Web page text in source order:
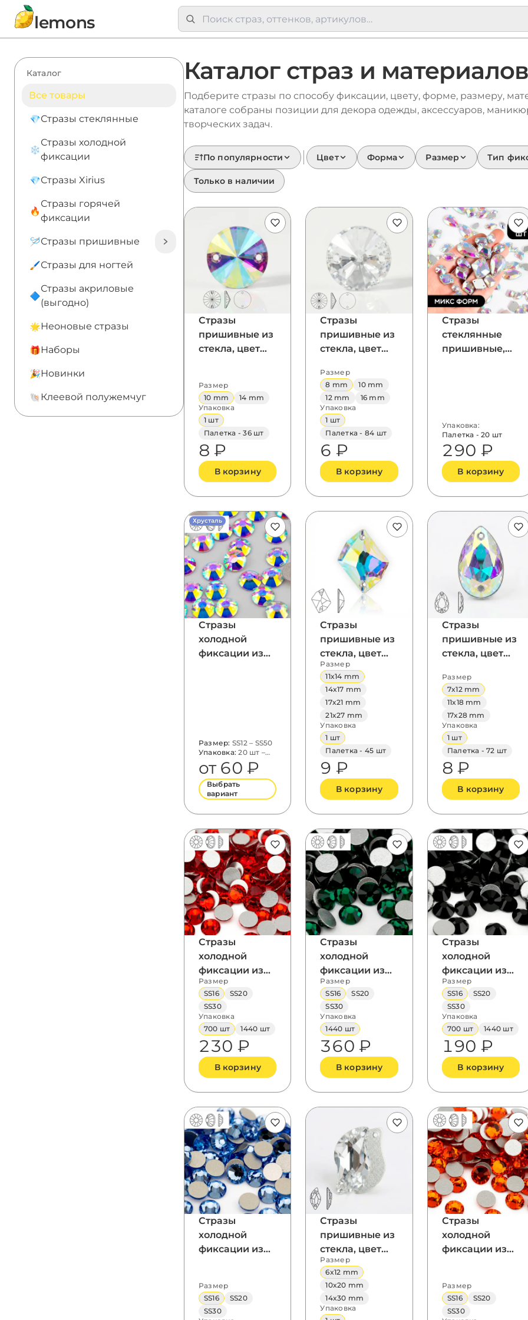
lemons
Каталог
Все товары
Стразы стеклянные
Стразы холодной
фиксации
Стразы Xirius
Стразы горячей
фиксации
Стразы пришивные
Стразы для ногтей
Стразы акриловые
(выгодно)
Неоновые стразы
Наборы
Новинки
Клеевой полужемчуг
Каталог страз и
Подберите стразы по способу фиксации, цвету, форме, размеру,
каталоге собраны позиции для декора одежды, аксессуаров,
творческих задач.
По популярности Цвет Форма Размер Тип
Только в наличии
Стразы
пришивные из
стекла, цвет
Размер
10 mm
14 mm
Упаковка
1 шт
Палетка - 36 шт
8 ₽
В корзину
Стразы
пришивные из
стекла, цвет
Rivoli
Размер
8 mm
10 mm
12 mm
16 mm
Упаковка
1 шт
Палетка - 84 шт
6 ₽
В корзину
Стразы
стеклянные
пришивные,
Упаковка:
Палетка - 20 шт
290 ₽
В корзину
Хрусталь
Стразы
холодной
фиксации из
Размер: SS12 – SS50
Упаковка: 20 шт –
1440 шт
от 60 ₽
Выбрать
вариант
Стразы
пришивные из
стекла, цвет
Crystal AB,
форма Cosmic
Размер
11x14 mm
14x17 mm
17x21 mm
21x27 mm
Упаковка
1 шт
Палетка - 45 шт
9 ₽
В корзину
Стразы
пришивные из
стекла, цвет
форма
Teardrop / Pear
Размер
7x12 mm
11x18 mm
17x28 mm
Упаковка
1 шт
Палетка - 72 шт
8 ₽
В корзину
Стразы
холодной
фиксации из
стекла, цвет
Light Siam,
форма
Flatback
Размер
SS16
SS20
SS30
Упаковка
700 шт
1440 шт
230 ₽
В корзину
Стразы
холодной
фиксации из
стекла, цвет
Emerald,
форма
Flatback
Размер
SS16
SS20
SS30
Упаковка
1440 шт
360 ₽
В корзину
Стразы
холодной
фиксации из
стекла, цвет
Black Jet,
форма
Flatback
Размер
SS16
SS20
SS30
Упаковка
700 шт
1440 шт
190 ₽
В корзину
Стразы
холодной
фиксации из
форма
Flatback
Размер
SS16
SS20
SS30
Стразы
пришивные из
стекла, цвет
Crystal, форма
Laconic
Размер
6x12 mm
10x20 mm
14x30 mm
Упаковка
Стразы
холодной
фиксации из
форма
Flatback
Размер
SS16
SS20
SS30